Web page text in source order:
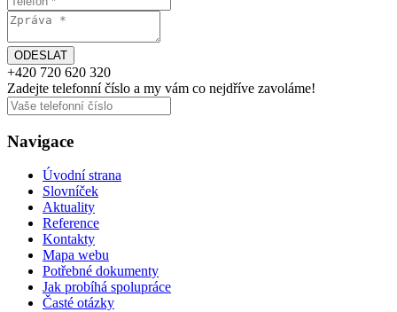
+420 720 620 320
Zadejte telefonní číslo a my vám co nejdříve zavoláme!
Navigace
Úvodní strana
Slovníček
Aktuality
Reference
Kontakty
Mapa webu
Potřebné dokumenty
Jak probíhá spolupráce
Časté otázky